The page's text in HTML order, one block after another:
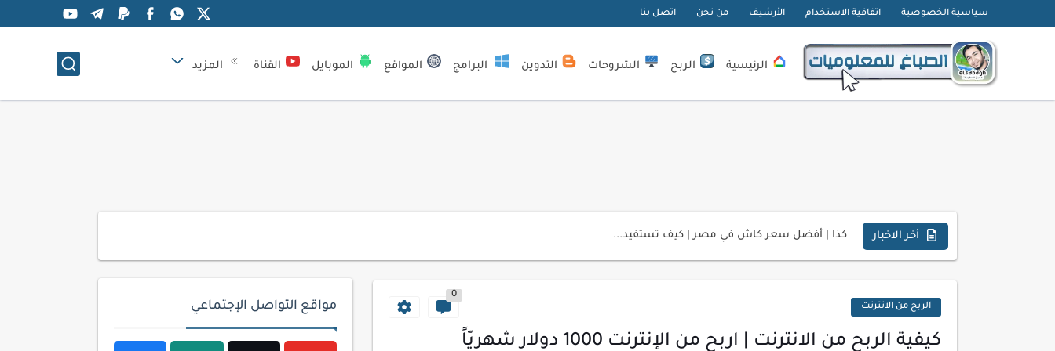
سياسية الخصوصية اتفاقية الاستخدام الأرشيف من نحن اتصل بنا
الرئيسية الربح الشروحات التدوين البرامج المواقع الموبايل القناة المزيد
أخر الاخبار أفضل طرق الربح من التدوين للمبتدئين
أسرار اختيار لوحة مفاتيح تناسب عملك اليومي
الربح من الانترنت
0
كيفية الربح من الانترنت | اربح من الإنترنت 1000 دولار شهريّاً
مواقع التواصل الإجتماعي